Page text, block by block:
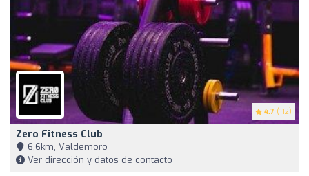
4.7 (112)
Zero Fitness Club
6,6km, Valdemoro
Ver dirección y datos de contacto